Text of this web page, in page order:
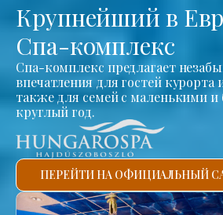
Крупнейший в
Спа-комплекс
Спа-комплекс предлагает
впечатления для гостей
также для семей с маленькими
круглый год.
ПЕРЕЙТИ НА ОФИЦИАЛЬНЫЙ